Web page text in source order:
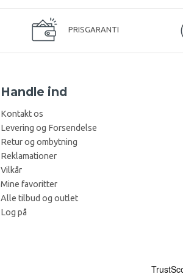
PRISGARANTI
Handle ind
Kontakt os
Levering og Forsendelse
Retur og ombytning
Reklamationer
Vilkår
Mine favoritter
Alle tilbud og outlet
Log på